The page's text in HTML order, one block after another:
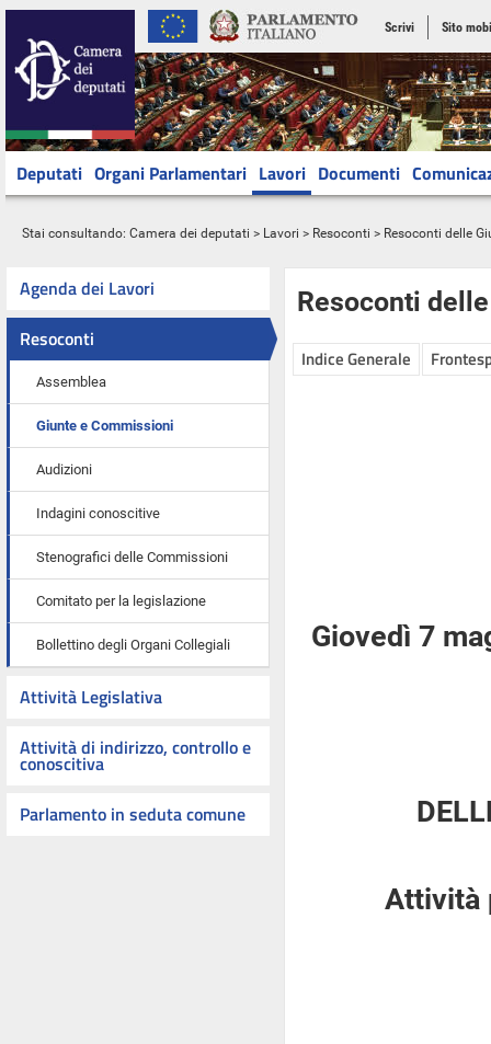
Scrivi Sito
Deputati Organi Parlamentari Lavori Documenti
Stai consultando: Camera dei deputati > Lavori > Resoconti > Resoconti delle
Agenda dei Lavori
Resoconti
Assemblea
Giunte e Commissioni
Audizioni
Indagini conoscitive
Stenografici delle Commissioni
Comitato per la legislazione
Bollettino degli Organi Collegiali
Attività Legislativa
Attività di indirizzo, controllo e
conoscitiva
Parlamento in seduta comune
Resoconti
Indice Generale
Giovedì 7
Attività